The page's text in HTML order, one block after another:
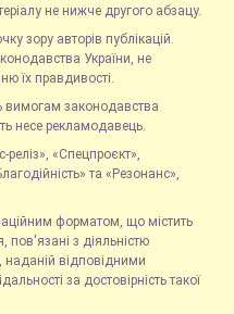
не нижче другого абзацу.
зору авторів публікацій.
України, не
їх правдивості.
вимогам законодавства
несе рекламодавець.
«Спецпроєкт»,
та «Резонанс»,
форматом, що містить
з діяльністю
наданій відповідними
за достовірність такої